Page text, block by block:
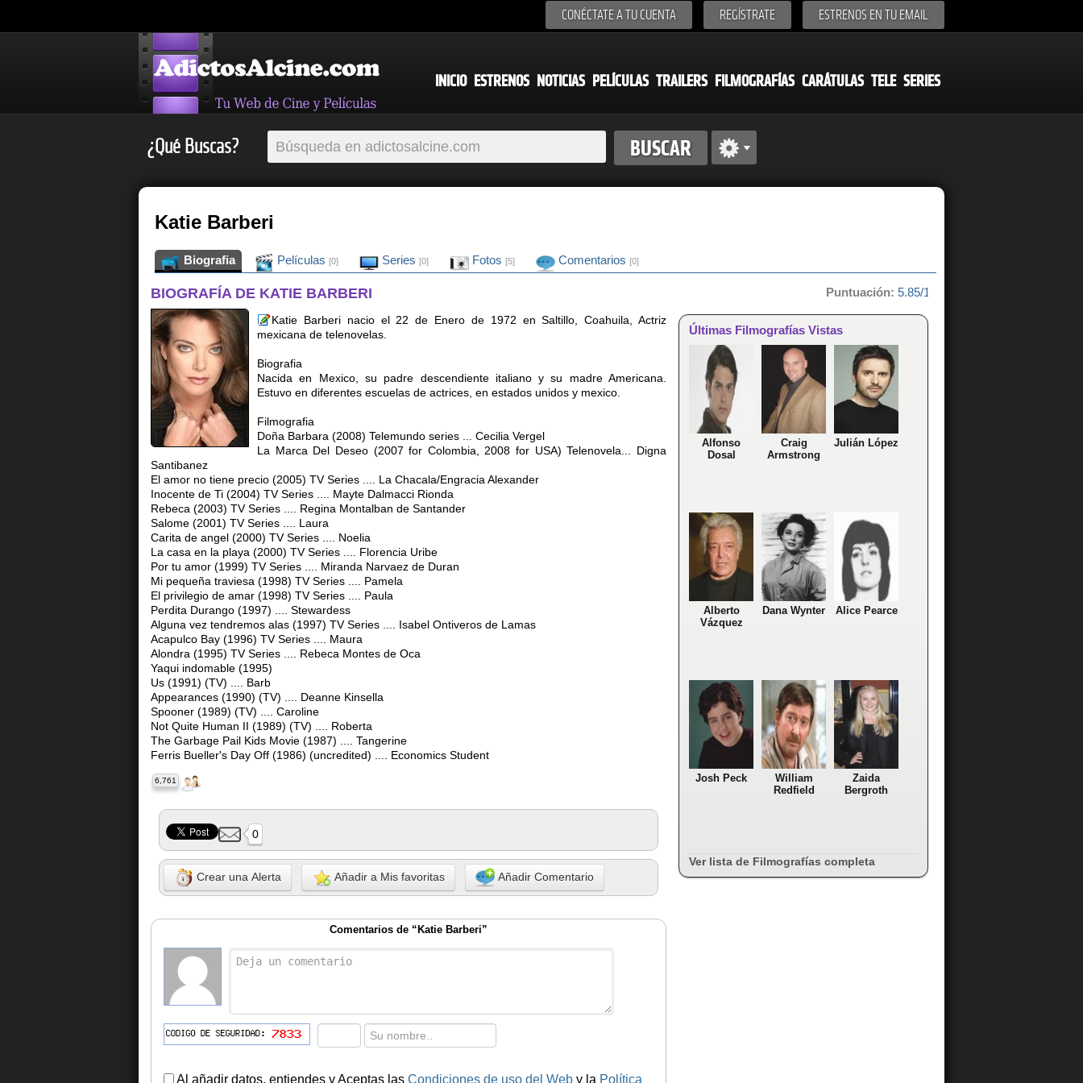
CONÉCTATE A TU CUENTA REGÍSTRATE ESTRENOS EN TU EMAIL
INICIO ESTRENOS NOTICIAS PELÍCULAS TRAILERS FILMOGRAFÍAS CARÁTULAS TELE SERIES
¿Qué Buscas?
Katie Barberi
Biografia Películas [0] Series [0] Fotos [5] Comentarios [0]
BIOGRAFÍA DE KATIE BARBERI
Katie Barberi nacio el 22 de Enero de 1972 en Saltillo, Coahuila, Actriz
mexicana de telenovelas.
Biografia
Nacida en Mexico, su padre descendiente italiano y su madre Americana.
Estuvo en diferentes escuelas de actrices, en estados unidos y mexico.
Filmografia
Doña Barbara (2008) Telemundo series ... Cecilia Vergel
La Marca Del Deseo (2007 for Colombia, 2008 for USA) Telenovela... Digna
Santibanez
El amor no tiene precio (2005) TV Series .... La Chacala/Engracia Alexander
Inocente de Ti (2004) TV Series .... Mayte Dalmacci Rionda
Rebeca (2003) TV Series .... Regina Montalban de Santander
Salome (2001) TV Series .... Laura
Carita de angel (2000) TV Series .... Noelia
La casa en la playa (2000) TV Series .... Florencia Uribe
Por tu amor (1999) TV Series .... Miranda Narvaez de Duran
Mi pequeña traviesa (1998) TV Series .... Pamela
El privilegio de amar (1998) TV Series .... Paula
Perdita Durango (1997) .... Stewardess
Alguna vez tendremos alas (1997) TV Series .... Isabel Ontiveros de Lamas
Acapulco Bay (1996) TV Series .... Maura
Alondra (1995) TV Series .... Rebeca Montes de Oca
Yaqui indomable (1995)
Us (1991) (TV) .... Barb
Appearances (1990) (TV) .... Deanne Kinsella
Spooner (1989) (TV) .... Caroline
Not Quite Human II (1989) (TV) .... Roberta
The Garbage Pail Kids Movie (1987) .... Tangerine
Ferris Bueller's Day Off (1986) (uncredited) .... Economics Student
6,761
0
Crear una Alerta Añadir a Mis favoritas Añadir Comentario
Comentarios de “Katie Barberi”
Al añadir datos, entiendes y Aceptas las Condiciones de uso del Web y la Política
Puntuación: 5.85/10 de 13 votos
Últimas Filmografías Vistas
Alfonso
Dosal
Craig
Armstrong
Julián López
Alberto
Vázquez
Dana Wynter Alice Pearce
Josh Peck
William
Redfield
Zaida
Bergroth
Ver lista de Filmografías completa